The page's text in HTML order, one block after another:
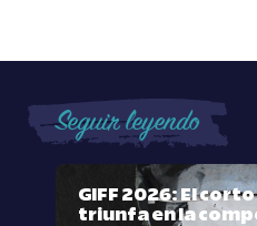
Seguir leyendo
GIFF 2026: El
triunfa en la